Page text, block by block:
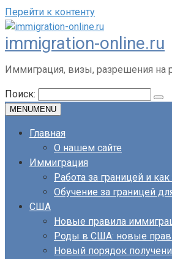
Перейти к контенту
immigration-online.ru
Иммиграция, визы, разрешения на
Поиск:
MENUMENU
Главная
О нашем сайте
Иммиграция
Работа за границей и как
Обучение за границей
США
Новые правила
Роды в США: новые
Новый порядок